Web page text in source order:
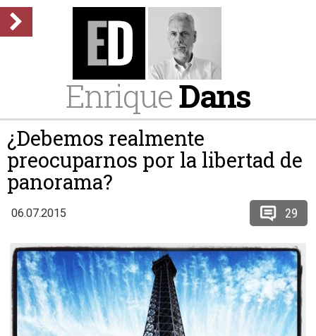
EnriqueDans
¿Debemos realmente
preocuparnos por la libertad de
panorama?
06.07.2015 29